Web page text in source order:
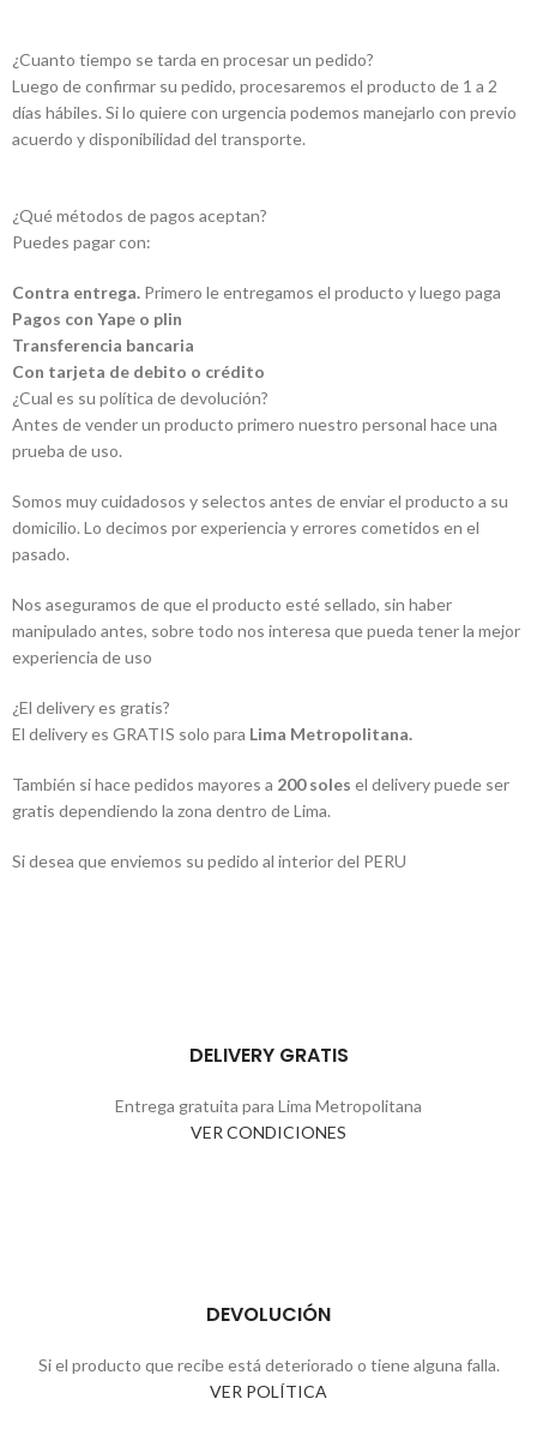
¿Cuanto tiempo se tarda en procesar un pedido?
Luego de confirmar su pedido, procesaremos el producto de 1 a 2
días hábiles. Si lo quiere con urgencia podemos manejarlo con previo
acuerdo y disponibilidad del transporte.
¿Qué métodos de pagos aceptan?
Puedes pagar con:
Contra entrega. Primero le entregamos el producto y luego paga
Pagos con Yape o plin
Transferencia bancaria
Con tarjeta de debito o crédito
¿Cual es su política de devolución?
Antes de vender un producto primero nuestro personal hace una
prueba de uso.
Somos muy cuidadosos y selectos antes de enviar el producto a su
domicilio. Lo decimos por experiencia y errores cometidos en el
pasado.
Nos aseguramos de que el producto esté sellado, sin haber
manipulado antes, sobre todo nos interesa que pueda tener la mejor
experiencia de uso
¿El delivery es gratis?
El delivery es GRATIS solo para Lima Metropolitana.
También si hace pedidos mayores a 200 soles el delivery puede ser
gratis dependiendo la zona dentro de Lima.
Si desea que enviemos su pedido al interior del PERU
DELIVERY GRATIS
Entrega gratuita para Lima Metropolitana
VER CONDICIONES
DEVOLUCIÓN
Si el producto que recibe está deteriorado o tiene alguna falla.
VER POLÍTICA